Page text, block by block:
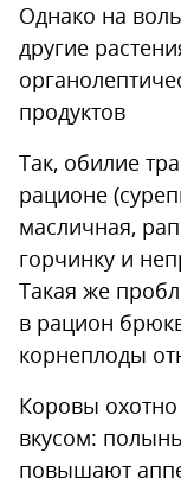
Однако на
другие
продуктов
Так, обилие
рационе
масличная,
горчинку и
Такая же
в рацион
корнеплоды
Коровы
вкусом:
повышают